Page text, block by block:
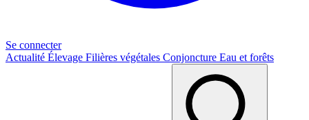
Se connecter
Actualité Élevage Filières végétales Conjoncture Eau et forêts